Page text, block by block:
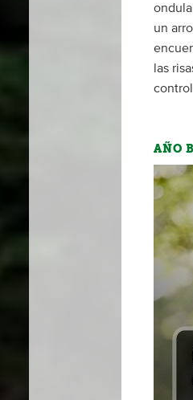
un
las
AÑO